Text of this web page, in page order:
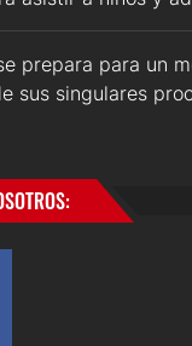
prepara para un
sus singulares